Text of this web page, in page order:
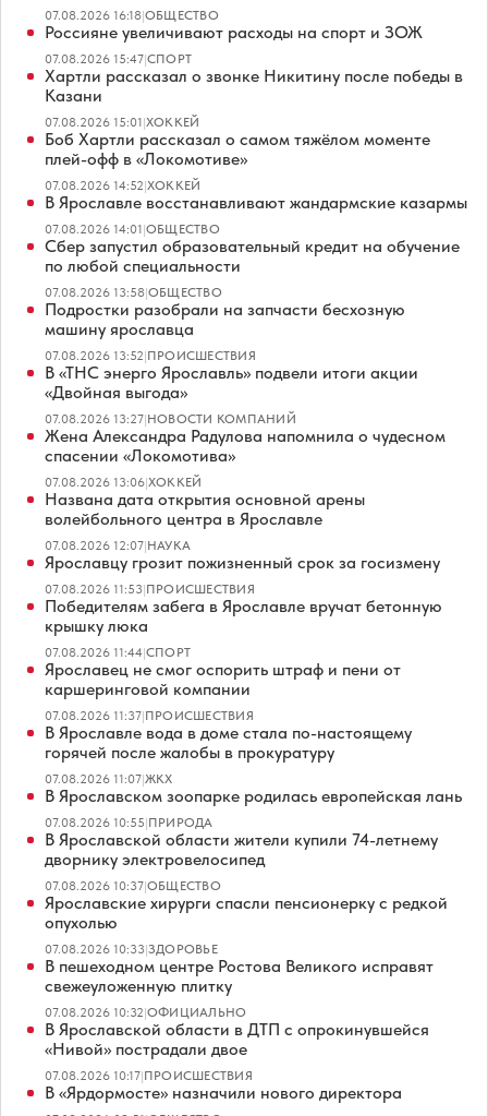
07.08.2026 16:18|ОБЩЕСТВО
Россияне увеличивают расходы на спорт и ЗОЖ
07.08.2026 15:47|СПОРТ
Хартли рассказал о звонке Никитину после победы в
Казани
07.08.2026 15:01|ХОККЕЙ
Боб Хартли рассказал о самом тяжёлом моменте
плей-офф в «Локомотиве»
07.08.2026 14:52|ХОККЕЙ
В Ярославле восстанавливают жандармские казармы
07.08.2026 14:01|ОБЩЕСТВО
Сбер запустил образовательный кредит на обучение
по любой специальности
07.08.2026 13:58|ОБЩЕСТВО
Подростки разобрали на запчасти бесхозную
машину ярославца
07.08.2026 13:52|ПРОИСШЕСТВИЯ
В «ТНС энерго Ярославль» подвели итоги акции
«Двойная выгода»
07.08.2026 13:27|НОВОСТИ КОМПАНИЙ
Жена Александра Радулова напомнила о чудесном
спасении «Локомотива»
07.08.2026 13:06|ХОККЕЙ
Названа дата открытия основной арены
волейбольного центра в Ярославле
07.08.2026 12:07|НАУКА
Ярославцу грозит пожизненный срок за госизмену
07.08.2026 11:53|ПРОИСШЕСТВИЯ
Победителям забега в Ярославле вручат бетонную
крышку люка
07.08.2026 11:44|СПОРТ
Ярославец не смог оспорить штраф и пени от
каршеринговой компании
07.08.2026 11:37|ПРОИСШЕСТВИЯ
В Ярославле вода в доме стала по-настоящему
горячей после жалобы в прокуратуру
07.08.2026 11:07|ЖКХ
В Ярославском зоопарке родилась европейская лань
07.08.2026 10:55|ПРИРОДА
В Ярославской области жители купили 74-летнему
дворнику электровелосипед
07.08.2026 10:37|ОБЩЕСТВО
Ярославские хирурги спасли пенсионерку с редкой
опухолью
07.08.2026 10:33|ЗДОРОВЬЕ
В пешеходном центре Ростова Великого исправят
свежеуложенную плитку
07.08.2026 10:32|ОФИЦИАЛЬНО
В Ярославской области в ДТП с опрокинувшейся
«Нивой» пострадали двое
07.08.2026 10:17|ПРОИСШЕСТВИЯ
В «Ярдормосте» назначили нового директора